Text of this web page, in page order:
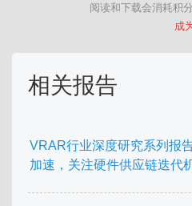
阅读和下载会消耗积
成
相关报告
VRAR行业深度研究系列报
加速，关注硬件供应链迭代